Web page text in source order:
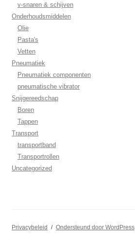
v-snaren & schijven
Onderhoudsmiddelen
Olie
Pasta's
Vetten
Pneumatiek
Pneumatiek componenten
pneumatische vibrator
Snijgereedschap
Boren
Tappen
Transport
transportband
Transportrollen
Uncategorized
Privacybeleid Ondersteund door WordPress